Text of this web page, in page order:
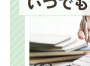
遺産分割協議書
不動産の登記事項